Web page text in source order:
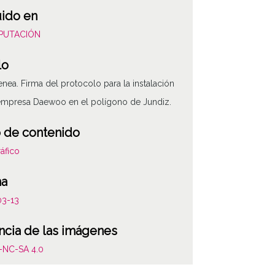
en
Firma del protocolo para la instalación
Daewoo en el polígono de Jundiz.
de contenido
13
de las imágenes
NC-SA 4.0